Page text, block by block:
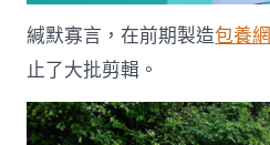
緘默寡言，在前期製造包養網
止了大批剪輯。